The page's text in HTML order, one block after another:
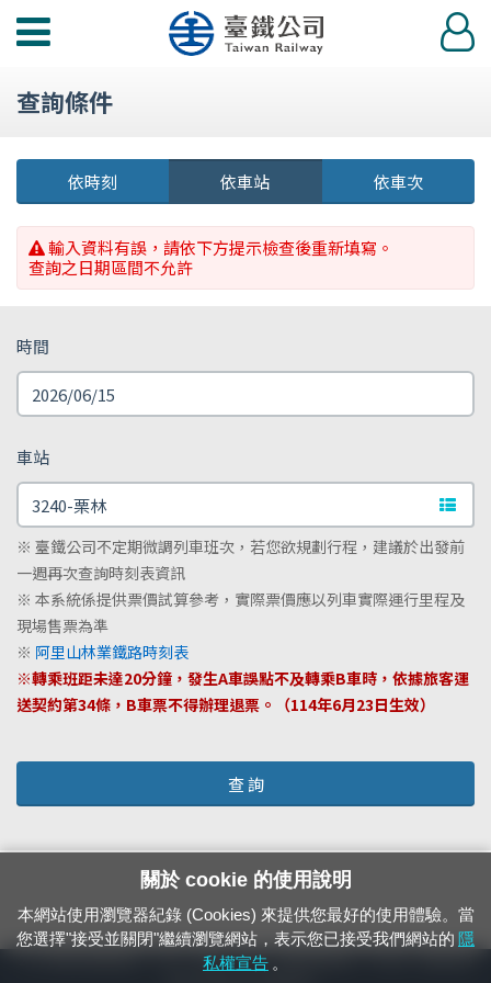
功
選
登
入
查詢條件
依時刻 依車站 依車次
輸入資料有誤，請依下方提示檢查後重新填寫。
查詢之日期區間不允許
時間
車站
文字
※ 臺鐵公司不定期微調列車班次，若您欲規劃行程，建議於出發前
一週再次查詢時刻表資訊
※ 本系統係提供票價試算參考，實際票價應以列車實際運行里程及
現場售票為準
※ 阿里山林業鐵路時刻表
※轉乘班距未達20分鐘，發生A車誤點不及轉乘B車時，依據旅客運
送契約第34條，B車票不得辦理退票。（114年6月23日生效）
查 詢
24小時緊急通報電話：1933（市話、手機，僅限發現軌道、平交道、橋樑及隧
關於 cookie 的使用說明
本網站使用瀏覽器紀錄 (Cookies) 來提供您最好的使用體驗。當
您選擇"接受並關閉"繼續瀏覽網站，表示您已接受我們網站的 隱
私權宣告 。